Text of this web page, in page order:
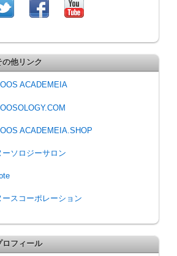
の他リンク
ACADEMEIA
ACADEMEIA.SHOP
ーソロジーサロン
ースコーポレーション
ロフィール